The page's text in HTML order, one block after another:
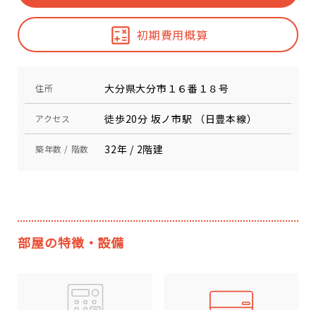
初期費用概算
住所 大分県大分市１６番１８号
アクセス 徒歩20分 坂ノ市駅 （日豊本線）
築年数 / 階数 32年 / 2階建
部屋の特徴・設備